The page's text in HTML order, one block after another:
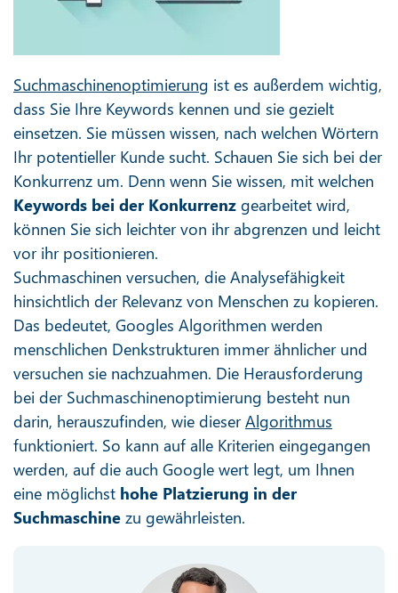
Suchmaschinenoptimierung ist es außerdem wichtig,
dass Sie Ihre Keywords kennen und sie gezielt
einsetzen. Sie müssen wissen, nach welchen Wörtern
Ihr potentieller Kunde sucht. Schauen Sie sich bei der
Konkurrenz um. Denn wenn Sie wissen, mit welchen
Keywords bei der Konkurrenz gearbeitet wird,
können Sie sich leichter von ihr abgrenzen und leicht
vor ihr positionieren.
Suchmaschinen versuchen, die Analysefähigkeit
hinsichtlich der Relevanz von Menschen zu kopieren.
Das bedeutet, Googles Algorithmen werden
menschlichen Denkstrukturen immer ähnlicher und
versuchen sie nachzuahmen. Die Herausforderung
bei der Suchmaschinenoptimierung besteht nun
darin, herauszufinden, wie dieserAlgorithmus
funktioniert. So kann auf alle Kriterien eingegangen
werden, auf die auch Google wert legt, um Ihnen
eine möglichst hohe Platzierung in der
Suchmaschine zu gewährleisten.